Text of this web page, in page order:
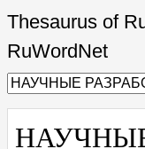
Thesaurus of
RuWordNet